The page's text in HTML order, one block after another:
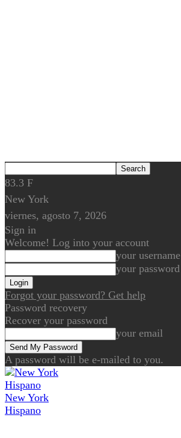
83.3 F
New York
viernes, agosto 7, 2026
Sign in
Welcome! Log into your account
your username
your password
Forgot your password? Get help
Password recovery
Recover your password
your email
A password will be e-mailed to you.
New York
Hispano